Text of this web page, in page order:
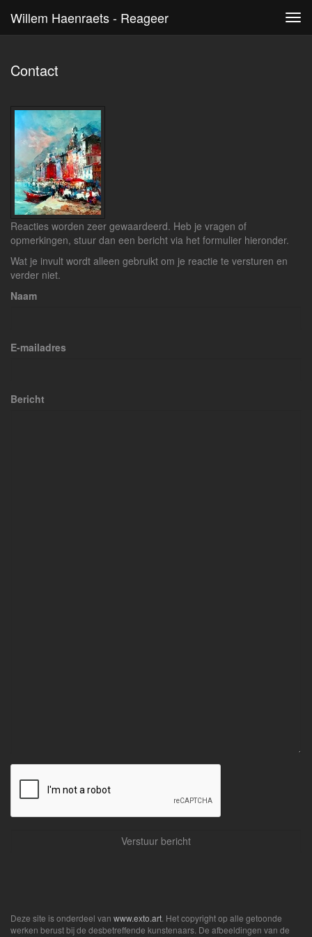
Willem Haenraets - Reageer
Contact
Reacties worden zeer gewaardeerd. Heb je vragen of
opmerkingen, stuur dan een bericht via het formulier hieronder.
Wat je invult wordt alleen gebruikt om je reactie te versturen en
verder niet.
Naam
E-mailadres
Bericht
Deze site is onderdeel van www.exto.art . Het copyright op alle getoonde
werken berust bij de desbetreffende kunstenaars. De afbeeldingen van de